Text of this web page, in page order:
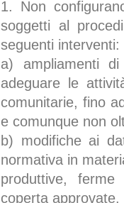
1. Non
soggetti al
seguenti interventi:
a) ampliamenti
adeguare le
comunitarie, fino
e comunque non
b) modifiche ai
normativa in
produttive,
coperta approvate.